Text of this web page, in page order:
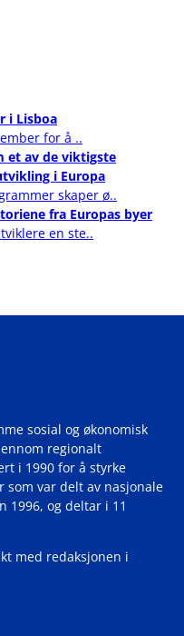
i Lisboa
for å ..
et av de viktigste
i Europa
skaper ø..
fra Europas byer
en ste..
sosial og økonomisk
regionalt
i 1990 for å styrke
var delt av nasjonale
1996, og deltar i 11
med redaksjonen i